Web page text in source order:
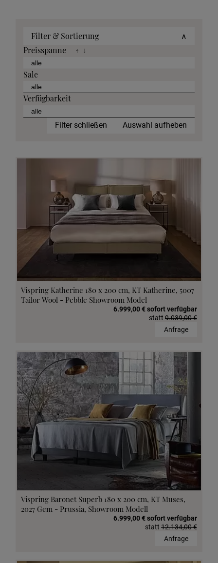
Filter & Sortierung
∧
Preisspanne
↑ ↓
Sale
Verfügbarkeit
Filter schließen Auswahl aufheben
Vispring Katherine 180 x 200 cm, KT Katherine, 5007
Tailor Wool - Pebble Showroom Model
6.999,00 € sofort verfügbar
statt 9.039,00 €
Anfrage
Vispring Baronet Superb 180 x 200 cm, KT Muses,
2027 Gem - Prussia, Showroom Modell
6.999,00 € sofort verfügbar
statt 12.134,00 €
Anfrage